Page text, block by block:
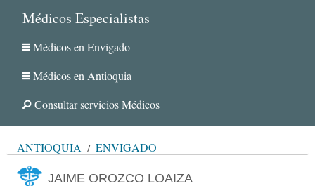
Médicos Especialistas
Médicos en Envigado
Médicos en Antioquia
Consultar servicios Médicos
ANTIOQUIA ENVIGADO
JAIME OROZCO LOAIZA